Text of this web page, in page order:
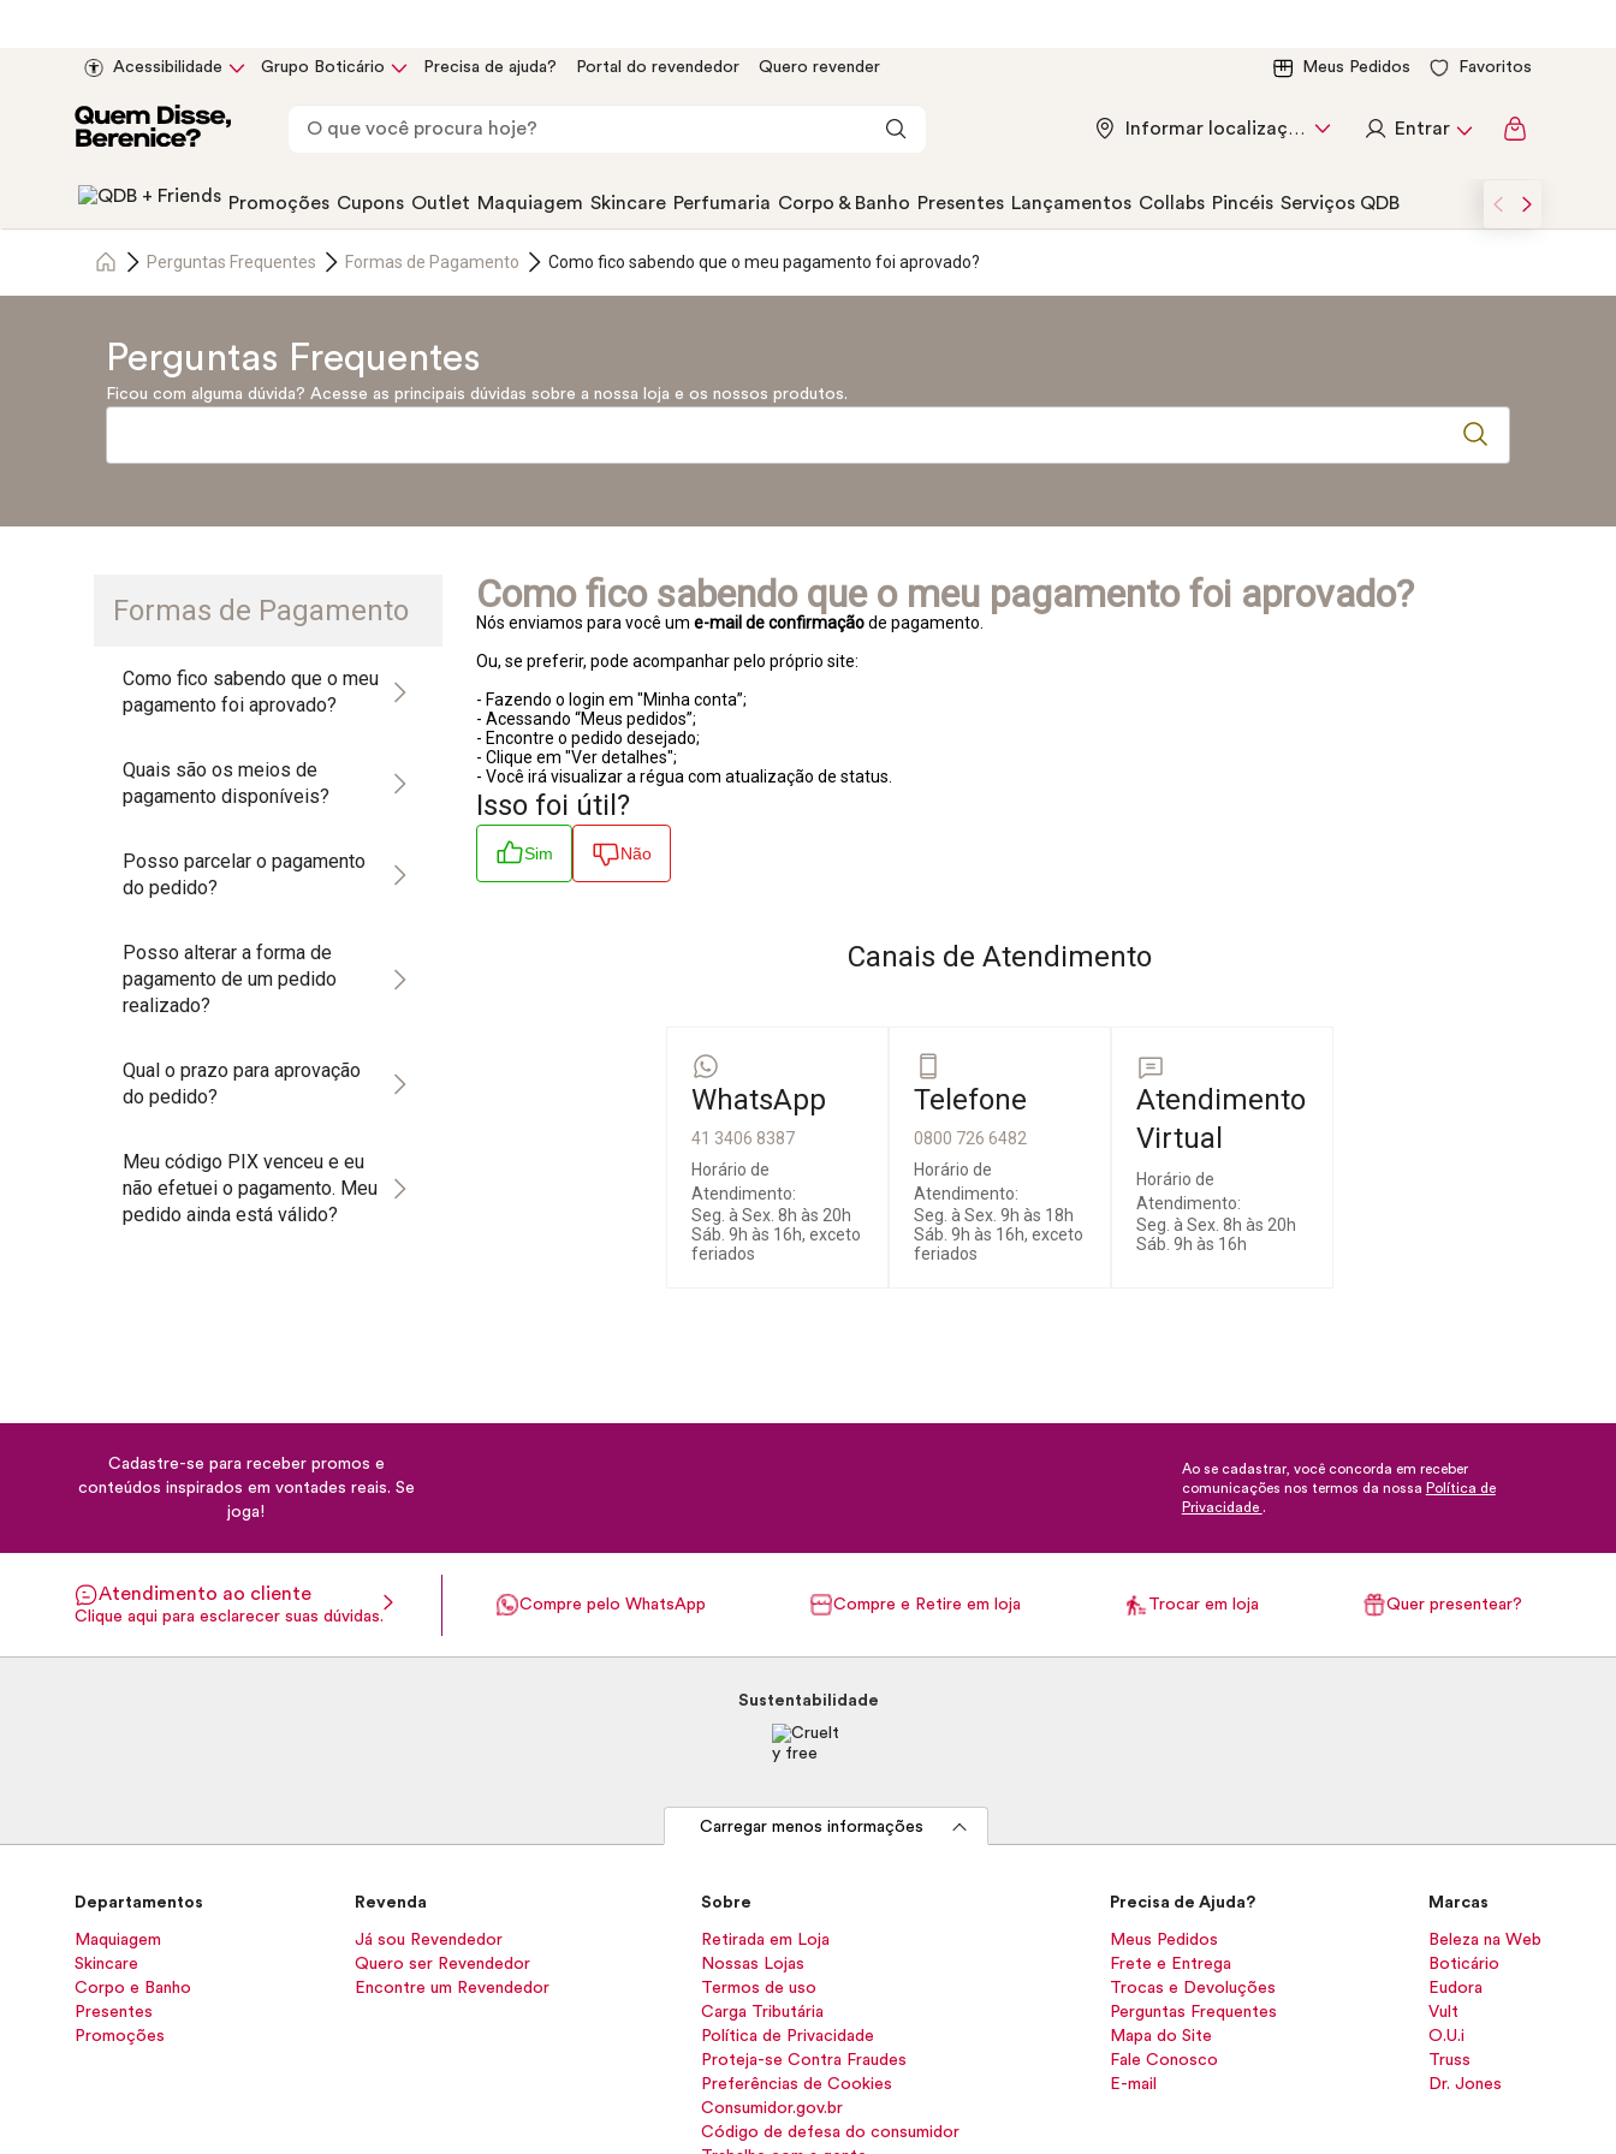
Acessibilidade Grupo Boticário Precisa de ajuda? Portal do revendedor Quero revender Meus Pedidos Favoritos
Informar localização Entrar
Promoções Cupons Outlet Maquiagem Skincare Perfumaria Corpo & Banho Presentes Lançamentos Collabs Pincéis Serviços QDB
Perguntas Frequentes Formas de Pagamento Como fico sabendo que o meu pagamento foi aprovado?
Perguntas Frequentes
Ficou com alguma dúvida? Acesse as principais dúvidas sobre a nossa loja e os nossos produtos.
Formas de Pagamento
Como fico sabendo que o meu
pagamento foi aprovado?
Quais são os meios de
pagamento disponíveis?
Posso parcelar o pagamento
do pedido?
Posso alterar a forma de
pagamento de um pedido
realizado?
Qual o prazo para aprovação
do pedido?
Meu código PIX venceu e eu
não efetuei o pagamento. Meu
pedido ainda está válido?
Como fico sabendo que o meu pagamento foi aprovado?
Nós enviamos para você um e-mail de confirmaçãode pagamento.
Ou, se preferir, pode acompanhar pelo próprio site:
- Fazendo o login em "Minha conta”;
- Acessando “Meus pedidos”;
- Encontre o pedido desejado;
- Clique em "Ver detalhes";
- Você irá visualizar a régua com atualização de status.
Isso foi útil?
Sim Não
Canais de Atendimento
WhatsApp
41 3406 8387
Horário de
Atendimento:
Seg. à Sex. 8h às 20h
Sáb. 9h às 16h, exceto
feriados
Telefone
0800 726 6482
Horário de
Atendimento:
Seg. à Sex. 9h às 18h
Sáb. 9h às 16h, exceto
feriados
Atendimento
Virtual
Horário de
Atendimento:
Seg. à Sex. 8h às 20h
Sáb. 9h às 16h
Cadastre-se para receber promos e
conteúdos inspirados em vontades reais. Se
joga!
Ao se cadastrar, você concorda em receber
comunicações nos termos da nossa Política de
Privacidade .
Atendimento ao cliente
Clique aqui para esclarecer suas dúvidas.
Compre pelo WhatsApp Compre e Retire em loja Trocar em loja Quer presentear?
Sustentabilidade
Carregar menos informações
Departamentos
Maquiagem
Skincare
Corpo e Banho
Presentes
Promoções
Revenda
Já sou Revendedor
Quero ser Revendedor
Encontre um Revendedor
Sobre
Retirada em Loja
Nossas Lojas
Termos de uso
Carga Tributária
Política de Privacidade
Proteja-se Contra Fraudes
Preferências de Cookies
Consumidor.gov.br
Código de defesa do consumidor
Precisa de Ajuda?
Meus Pedidos
Frete e Entrega
Trocas e Devoluções
Perguntas Frequentes
Mapa do Site
Fale Conosco
E-mail
Marcas
Beleza na Web
Boticário
Eudora
Vult
O.U.i
Truss
Dr. Jones